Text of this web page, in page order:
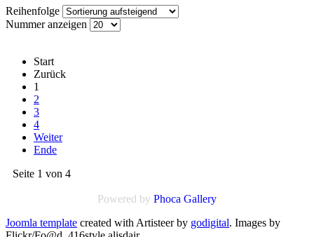
Reihenfolge
Nummer anzeigen
Start
Zurück
1
2
3
4
Weiter
Ende
Seite 1 von 4
Powered by Phoca Gallery
Joomla template created with Artisteer by godigital. Images by